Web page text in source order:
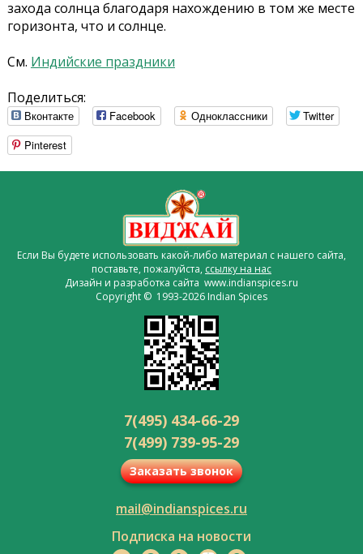
захода солнца благодаря нахождению в том же месте
горизонта, что и солнце.
См. Индийские праздники
Поделиться:
Вконтакте Facebook Одноклассники
Twitter
Pinterest
Если Вы будете использовать какой-либо материал с нашего сайта,
поставьте, пожалуйста, ссылку на нас
Дизайн и разработка сайта www.indianspices.ru
Copyright © 1993-2026 Indian Spices
7(495) 434-66-29
7(499) 739-95-29
Заказать звонок
mail@indianspices.ru
Подписка на новости